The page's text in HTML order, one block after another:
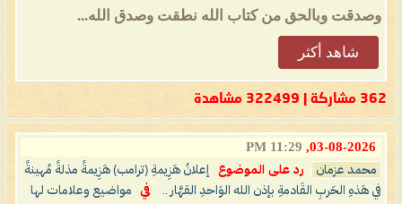
وصدقت وبالحق من كتاب الله نطقت وصدق الله...
شاهد أكثر
362 مشاركة | 322499 مشاهدة
03-08-2026,
11:29 PM
محمد عزمان رد على الموضوع
إعلانُ هَزِيمةِ (ترامب) هَزِيمةً مذلةً مُهينةً
في هَذهِ الحَربِ القَادمةِ بإذن الله الوَاحدِ القهَّار ..
في
مواضيع وعلامات لها